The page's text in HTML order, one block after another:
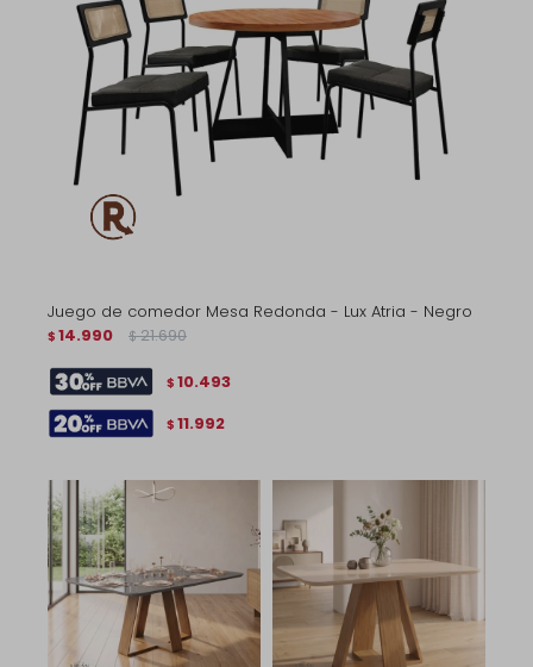
Juego de comedor Mesa Redonda - Lux Atria - Negro
$ 14.990 $ 21.690
$ 10.493
$ 11.992